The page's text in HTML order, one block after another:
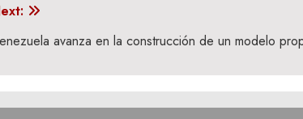
avanza en la construcción de un modelo